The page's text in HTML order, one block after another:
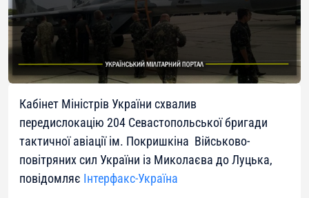
Кабінет Міністрів України схвалив
передислокацію 204 Севастопольської бригади
тактичної авіації ім. Покришкіна Військово-
повітряних сил України із Миколаєва до Луцька,
повідомляє Інтерфакс-Україна